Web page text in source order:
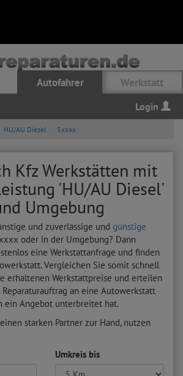
Autofahrer Werkstatt
Login
HU/AU Diesel 5xxxx
Kfz Werkstätten mit
'HU/AU Diesel'
Umgebung
und zuverlässige und günstige
oder in der Umgebung? Dann
eine Werkstattanfrage und finden
Vergleichen Sie somit schnell
erhaltenen Werkstattpreise und erteilen
an eine Autowerkstatt
ein Angebot unterbreitet hat.
starken Partner zur Hand, nutzen
Umkreis bis